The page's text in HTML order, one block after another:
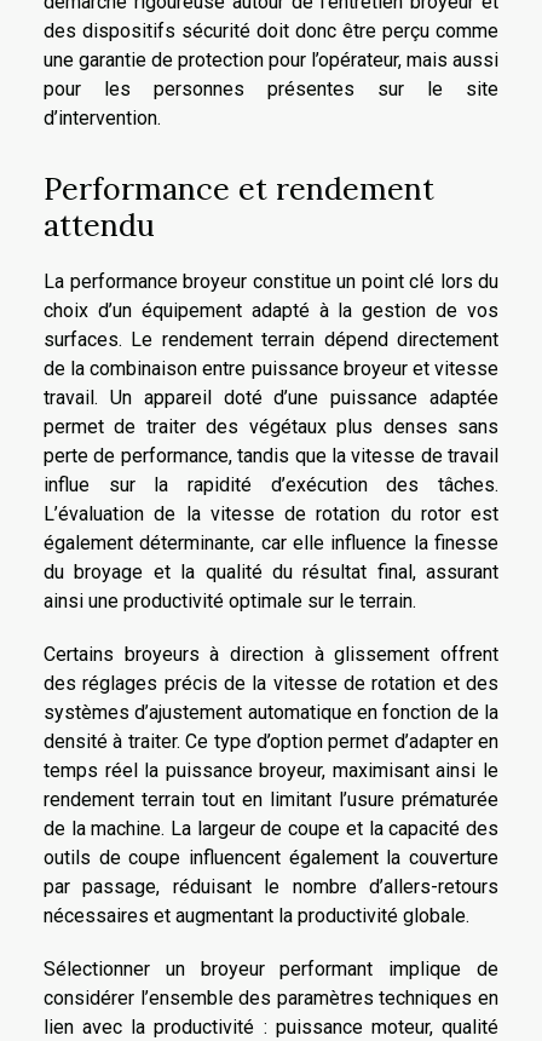
des dispositifs sécurité doit donc être perçu comme
une garantie de protection pour l’opérateur, mais aussi
pour les personnes présentes sur le site
d’intervention.
Performance et rendement
attendu
La performance broyeur constitue un point clé lors du
choix d’un équipement adapté à la gestion de vos
surfaces. Le rendement terrain dépend directement
de la combinaison entre puissance broyeur et vitesse
travail. Un appareil doté d’une puissance adaptée
permet de traiter des végétaux plus denses sans
perte de performance, tandis que la vitesse de travail
influe sur la rapidité d’exécution des tâches.
L’évaluation de la vitesse de rotation du rotor est
également déterminante, car elle influence la finesse
du broyage et la qualité du résultat final, assurant
ainsi une productivité optimale sur le terrain.
Certains broyeurs à direction à glissement offrent
des réglages précis de la vitesse de rotation et des
systèmes d’ajustement automatique en fonction de la
densité à traiter. Ce type d’option permet d’adapter en
temps réel la puissance broyeur, maximisant ainsi le
rendement terrain tout en limitant l’usure prématurée
de la machine. La largeur de coupe et la capacité des
outils de coupe influencent également la couverture
par passage, réduisant le nombre d’allers-retours
nécessaires et augmentant la productivité globale.
Sélectionner un broyeur performant implique de
considérer l’ensemble des paramètres techniques en
lien avec la productivité : puissance moteur, qualité